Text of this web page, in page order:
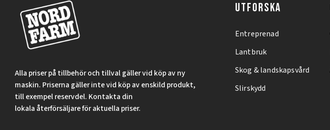
Alla priser på tillbehör och tillval gäller vid köp av ny
maskin. Priserna gäller inte vid köp av enskild produkt,
till exempel reservdel. Kontakta din
lokala återförsäljare för aktuella priser.
UTFORSKA
Entreprenad
Lantbruk
Skog & landskapsvård
Slirskydd